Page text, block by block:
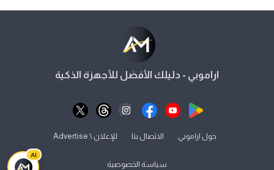
اراموبي - دليلك الأفضل للأجهزة الذكية
حول اراموبي الاتصال بنا للإعلان \ Advertise
سياسة الخصوصية
AI